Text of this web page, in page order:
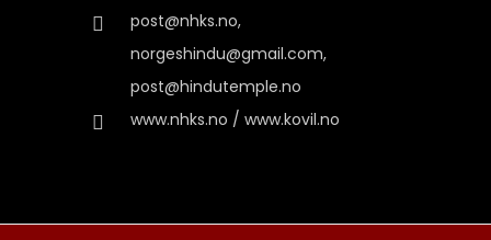
post@nhks.no,
norgeshindu@gmail.com,
post@hindutemple.no
www.nhks.no / www.kovil.no